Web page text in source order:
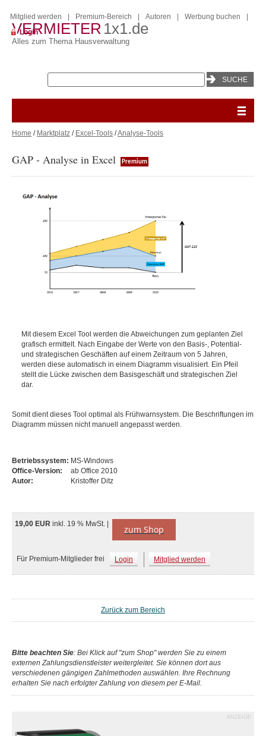
VERMIETER 1x1.de
Alles zum Thema Hausverwaltung
Mitglied werden Premium-Bereich Autoren Werbung buchen
Login
Home / Marktplatz / Excel-Tools /Analyse-Tools
GAP - Analyse in Excel Premium
Mit diesem Excel Tool werden die Abweichungen zum geplanten Ziel
grafisch ermittelt. Nach Eingabe der Werte von den Basis-, Potential-
und strategischen Geschäften auf einem Zeitraum von 5 Jahren,
werden diese automatisch in einem Diagramm visualisiert. Ein Pfeil
stellt die Lücke zwischen dem Basisgeschäft und strategischen Ziel
dar.
Somit dient dieses Tool optimal als Frühwarnsystem. Die Beschriftungen im
Diagramm müssen nicht manuell angepasst werden.
Betriebssystem: MS-Windows
Office-Version:
ab Office 2010
Autor:
Kristoffer Ditz
19,00 EUR inkl. 19 % MwSt. | zum Shop
Für Premium-Mitglieder frei Login Mitglied werden
Zurück zum Bereich
Bitte beachten Sie: Bei Klick auf "zum Shop" werden Sie zu einem
externen Zahlungsdienstleister weitergleitet. Sie können dort aus
verschiedenen gängigen Zahlmethoden auswählen. Ihre Rechnung
erhalten Sie nach erfolgter Zahlung von diesem per E-Mail.
ANZEIGE